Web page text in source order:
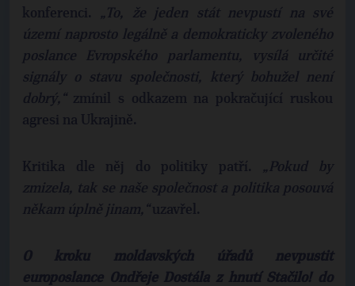
konferenci. „To, že jeden stát nevpustí na své
území naprosto legálně a demokraticky zvoleného
poslance Evropského parlamentu, vysílá určité
signály o stavu společnosti, který bohužel není
dobrý,“zmínil s odkazem na pokračující ruskou
agresi na Ukrajině.
Kritika dle něj do politiky patří. „Pokud by
zmizela, tak se naše společnost a politika posouvá
někam úplně jinam,“uzavřel.
O kroku moldavských úřadů nevpustit
europoslance Ondřeje Dostála z hnutí Stačilo! do